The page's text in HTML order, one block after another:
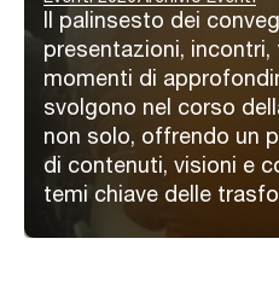
Il palinsesto dei
presentazioni,
momenti di
svolgono nel corso
non solo, offrendo un
di contenuti, visioni e
temi chiave delle